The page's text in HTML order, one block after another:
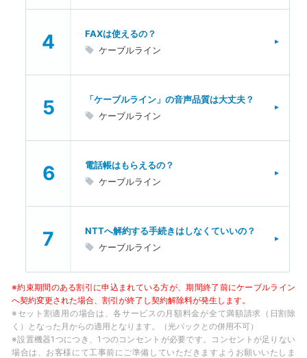
FAXは使えるの？
ケーブルライン
「ケーブルライン」の音声品質は大丈夫？
ケーブルライン
電話帳はもらえるの？
ケーブルライン
NTTへ解約する手続きはしなくていいの？
ケーブルライン
※約束期間のある割引に申込まれている方が、期間終了前にケーブルライン
へ契約変更された場合、割引が終了し契約解除料が発生します。
※セット割適用の場合は、各サービスの月額料金が全て満額請求（日割除
く）となった月からの適用となります。（光パックとの併用不可）
※設置機器1つにつき、1つのコンセントが必要です。コンセントが足りない
場合は、お客様にて工事前にご準備していただきますようお願いいたしま